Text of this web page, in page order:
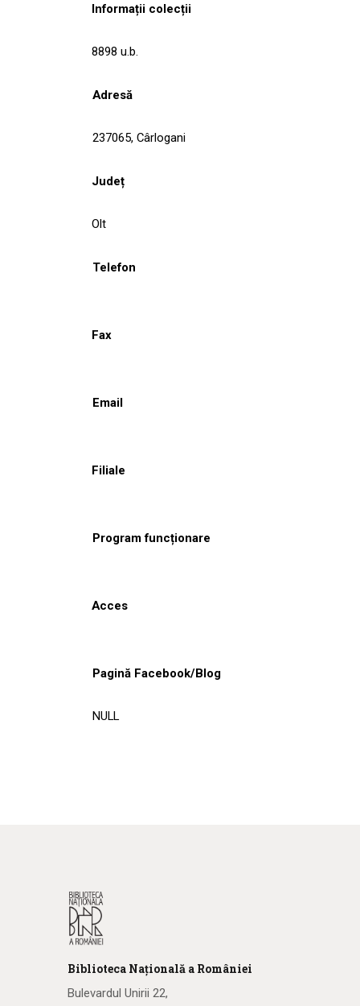
Informații colecții
8898 u.b.
Adresă
237065, Cârlogani
Județ
Olt
Telefon
Fax
Email
Filiale
Program funcționare
Acces
Pagină Facebook/Blog
NULL
Biblioteca Națională a României
Bulevardul Unirii 22,